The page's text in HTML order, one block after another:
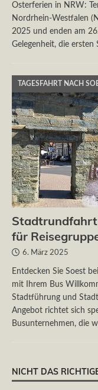
Osterferien in NRW:
Nordrhein-Westfalen
2025 und enden am
Gelegenheit, die ersten
TAGESFAHRT NACH
für
6. März 2025
Entdecken Sie Soest
mit Ihrem Bus
Stadtführung und
Angebot richtet sich
Busunternehmen, die
NICHT DAS